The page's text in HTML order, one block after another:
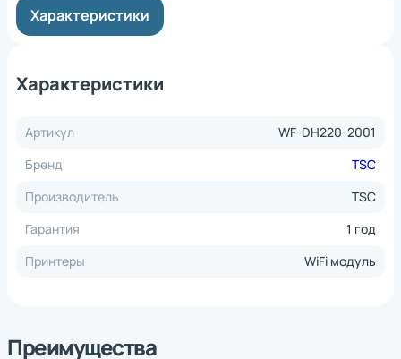
Характеристики
Характеристики
Артикул
WF-DH220-2001
Бренд
TSC
Производитель
TSC
Гарантия
1 год
Принтеры
WiFi модуль
Преимущества